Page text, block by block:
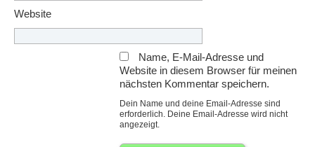
Website
Name, E-Mail-Adresse und
Website in diesem Browser für meinen
nächsten Kommentar speichern.
Dein Name und deine Email-Adresse sind
erforderlich. Deine Email-Adresse wird nicht
angezeigt.